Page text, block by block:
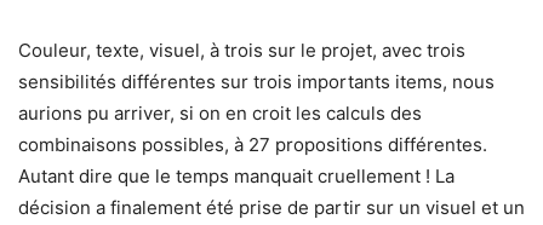
Couleur, texte, visuel, à trois sur le projet, avec trois
sensibilités différentes sur trois importants items, nous
aurions pu arriver, si on en croit les calculs des
combinaisons possibles, à 27 propositions différentes.
Autant dire que le temps manquait cruellement ! La
décision a finalement été prise de partir sur un visuel et un